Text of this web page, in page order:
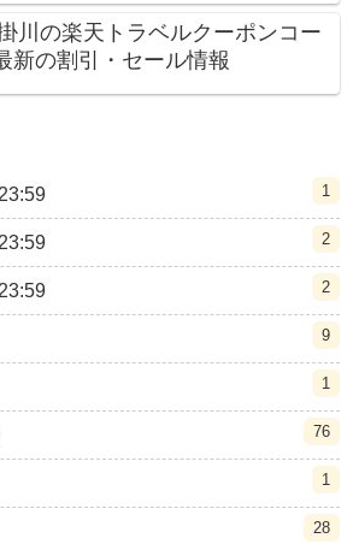
川の楽天トラベルクーポンコー
新の割引・セール情報
1
2
2
9
1
76
1
28